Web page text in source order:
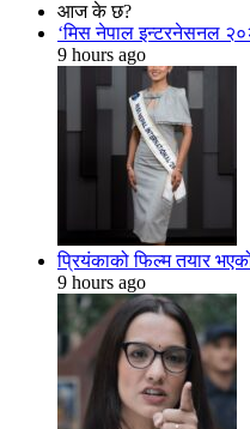
आज के छ?
‘मिस नेपाल इन्टरनेसनल
9 hours ago
प्रियंकाको फिल्म तयार
9 hours ago